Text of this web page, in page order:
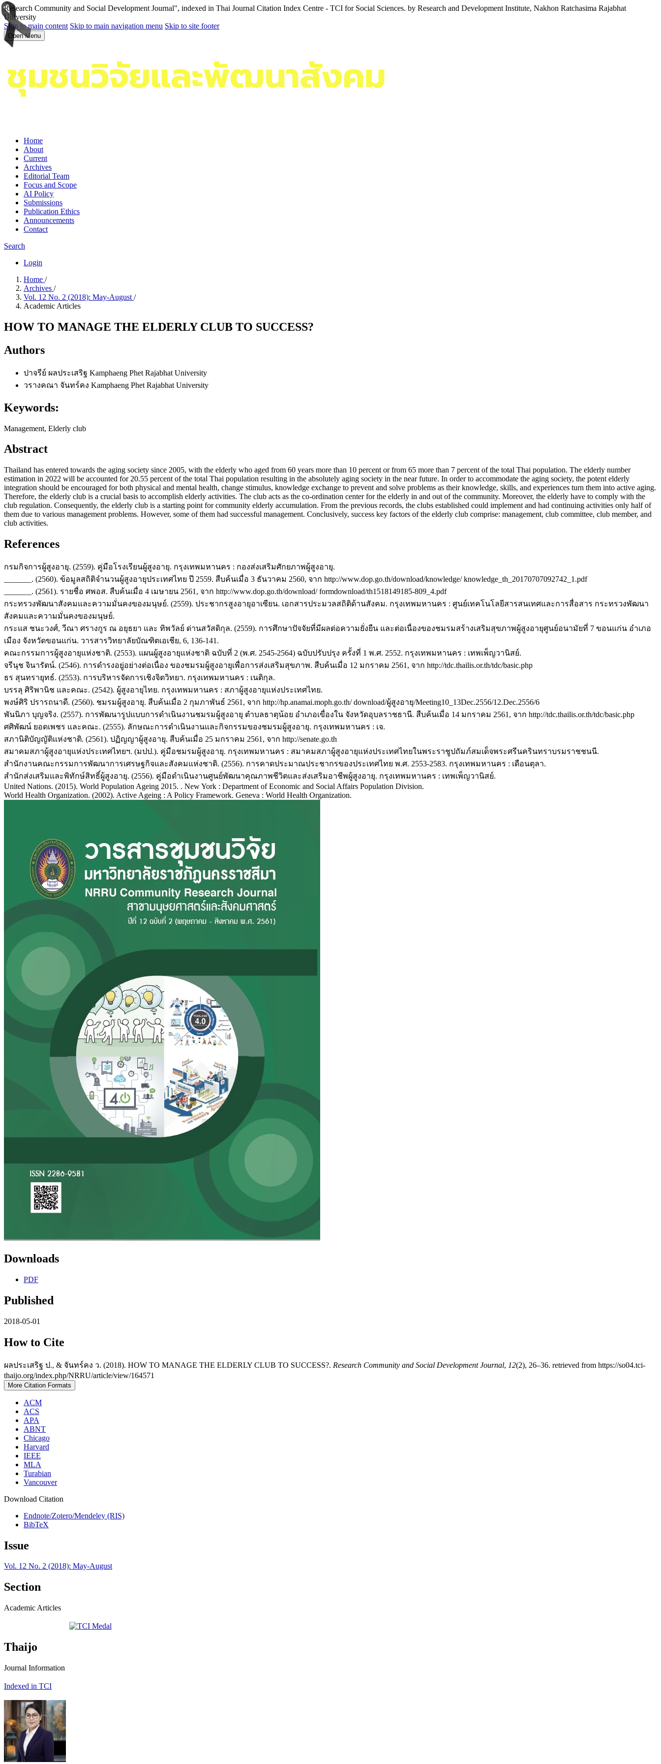
Research Community and Social Development Journal", indexed in Thai Journal Citation Index Centre - TCI for Social Sciences. by Research and Development Institute, Nakhon Ratchasima Rajabhat
University
Skip to main content Skip to main navigation menu Skip to site footer
Open Menu
Home
About
Current
Archives
Editorial Team
Focus and Scope
AI Policy
Submissions
Publication Ethics
Announcements
Contact
Search
Login
Home /
Archives /
Vol. 12 No. 2 (2018): May-August /
Academic Articles
HOW TO MANAGE THE ELDERLY CLUB TO SUCCESS?
Authors
ปาจรีย์ ผลประเสริฐ Kamphaeng Phet Rajabhat University
วรางคณา จันทร์คง Kamphaeng Phet Rajabhat University
Keywords:
Management, Elderly club
Abstract
Thailand has entered towards the aging society since 2005, with the elderly who aged from 60 years more than 10 percent or from 65 more than 7 percent of the total Thai population. The elderly number
estimation in 2022 will be accounted for 20.55 percent of the total Thai population resulting in the absolutely aging society in the near future. In order to accommodate the aging society, the potent elderly
integration should be encouraged for both physical and mental health, change stimulus, knowledge exchange to prevent and solve problems as their knowledge, skills, and experiences turn them into active aging.
Therefore, the elderly club is a crucial basis to accomplish elderly activities. The club acts as the co-ordination center for the elderly in and out of the community. Moreover, the elderly have to comply with the
club regulation. Consequently, the elderly club is a starting point for community elderly accumulation. From the previous records, the clubs established could implement and had continuing activities only half of
them due to various management problems. However, some of them had successful management. Conclusively, success key factors of the elderly club comprise: management, club committee, club member, and
club activities.
References
กรมกิจการผู้สูงอายุ. (2559). คู่มือโรงเรียนผู้สูงอายุ. กรุงเทพมหานคร : กองส่งเสริมศักยภาพผู้สูงอายุ.
_______. (2560). ข้อมูลสถิติจำนวนผู้สูงอายุประเทศไทย ปี 2559. สืบค้นเมื่อ 3 ธันวาคม 2560, จาก http://www.dop.go.th/download/knowledge/ knowledge_th_20170707092742_1.pdf
_______. (2561). รายชื่อ ศพอส. สืบค้นเมื่อ 4 เมษายน 2561, จาก http://www.dop.go.th/download/ formdownload/th1518149185-809_4.pdf
กระทรวงพัฒนาสังคมและความมั่นคงของมนุษย์. (2559). ประชากรสูงอายุอาเซียน. เอกสารประมวลสถิติด้านสังคม. กรุงเทพมหานคร : ศูนย์เทคโนโลยีสารสนเทศและการสื่อสาร กระทรวงพัฒนา
สังคมและความมั่นคงของมนุษย์.
กระแส ชนะวงศ์, วีณา ศรางกูร ณ อยุธยา และ ทิพวัลย์ ด่านสวัสดิกุล. (2559). การศึกษาปัจจัยที่มีผลต่อความยั่งยืน และต่อเนื่องของชมรมสร้างเสริมสุขภาพผู้สูงอายุศูนย์อนามัยที่ 7 ขอนแก่น อำเภอ
เมือง จังหวัดขอนแก่น. วารสารวิทยาลัยบัณฑิตเอเชีย, 6, 136-141.
คณะกรรมการผู้สูงอายุแห่งชาติ. (2553). แผนผู้สูงอายุแห่งชาติ ฉบับที่ 2 (พ.ศ. 2545-2564) ฉบับปรับปรุง ครั้งที่ 1 พ.ศ. 2552. กรุงเทพมหานคร : เทพเพ็ญวานิสย์.
จรีนุช จินารัตน์. (2546). การดำรงอยู่อย่างต่อเนื่อง ของชมรมผู้สูงอายุเพื่อการส่งเสริมสุขภาพ. สืบค้นเมื่อ 12 มกราคม 2561, จาก http://tdc.thailis.or.th/tdc/basic.php
ธร สุนทรายุทธ์. (2553). การบริหารจัดการเชิงจิตวิทยา. กรุงเทพมหานคร : เนติกุล.
บรรลุ ศิริพานิช และคณะ. (2542). ผู้สูงอายุไทย. กรุงเทพมหานคร : สภาผู้สูงอายุแห่งประเทศไทย.
พงษ์ศิริ ปรารถนาดี. (2560). ชมรมผู้สูงอายุ. สืบค้นเมื่อ 2 กุมภาพันธ์ 2561, จาก http://hp.anamai.moph.go.th/ download/ผู้สูงอายุ/Meeting10_13Dec.2556/12.Dec.2556/6
พันนิภา บุญจริง. (2557). การพัฒนารูปแบบการดำเนินงานชมรมผู้สูงอายุ ตำบลธาตุน้อย อำเภอเขื่องใน จังหวัดอุบลราชธานี. สืบค้นเมื่อ 14 มกราคม 2561, จาก http://tdc.thailis.or.th/tdc/basic.php
ศศิพัฒน์ ยอดเพชร และคณะ. (2555). ลักษณะการดำเนินงานและกิจกรรมของชมรมผู้สูงอายุ. กรุงเทพมหานคร : เจ.
สภานิติบัญญัติแห่งชาติ. (2561). ปฏิญญาผู้สูงอายุ. สืบค้นเมื่อ 25 มกราคม 2561, จาก http://senate.go.th
สมาคมสภาผู้สูงอายุแห่งประเทศไทยฯ. (มปป.). คู่มือชมรมผู้สูงอายุ. กรุงเทพมหานคร : สมาคมสภาผู้สูงอายุแห่งประเทศไทยในพระราชูปถัมภ์สมเด็จพระศรีนครินทราบรมราชชนนี.
สำนักงานคณะกรรมการพัฒนาการเศรษฐกิจและสังคมแห่งชาติ. (2556). การคาดประมาณประชากรของประเทศไทย พ.ศ. 2553-2583. กรุงเทพมหานคร : เดือนตุลา.
สำนักส่งเสริมและพิทักษ์สิทธิ์ผู้สูงอายุ. (2556). คู่มือดำเนินงานศูนย์พัฒนาคุณภาพชีวิตและส่งเสริมอาชีพผู้สูงอายุ. กรุงเทพมหานคร : เทพเพ็ญวานิสย์.
United Nations. (2015). World Population Ageing 2015. . New York : Department of Economic and Social Affairs Population Division.
World Health Organization. (2002). Active Ageing : A Policy Framework. Geneva : World Health Organization.
Downloads
PDF
Published
2018-05-01
How to Cite
ผลประเสริฐ ป., & จันทร์คง ว. (2018). HOW TO MANAGE THE ELDERLY CLUB TO SUCCESS?. Research Community and Social Development Journal, 12(2), 26–36. retrieved from https://so04.tci-
thaijo.org/index.php/NRRU/article/view/164571
More Citation Formats
ACM
ACS
APA
ABNT
Chicago
Harvard
IEEE
MLA
Turabian
Vancouver
Download Citation
Endnote/Zotero/Mendeley (RIS)
BibTeX
Issue
Vol. 12 No. 2 (2018): May-August
Section
Academic Articles
Thaijo
Journal Information
Indexed in TCI